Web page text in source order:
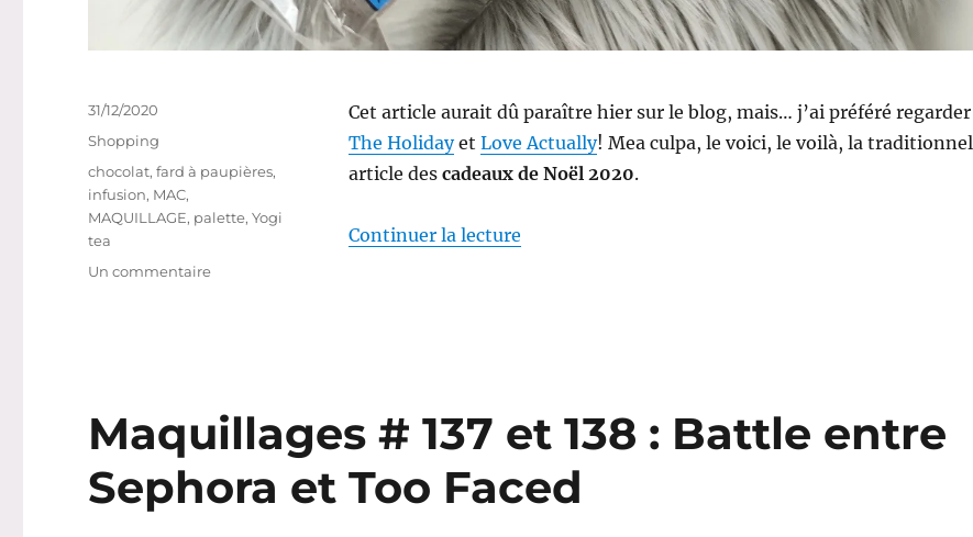
Cet article aurait dû paraître hier sur le blog, mais… j’ai préféré regarder
The Holidayet Love Actually! Mea culpa, le voici, le voilà, la traditionnel
article descadeaux de Noël 2020.
Continuer la lecturede « Shopping # 302 : Mes cadeaux de Noël 2020 »
Publié
le
31/12/2020
Catégories
Shopping
Étiquettes
chocolat,fard à paupières,
infusion, MAC,
MAQUILLAGE, palette,Yogi
tea
Un commentairesur
de
Noël
2020
Maquillages # 137 et 138 : Battle entre
Sephora et Too Faced